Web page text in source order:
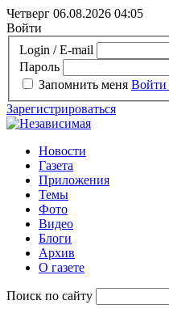
Четверг 06.08.2026 04:05
Войти
Login / E-mail
Пароль
Запомнить меня Войти
Зарегистрироваться
Новости
Газета
Приложения
Темы
Фото
Видео
Блоги
Архив
О газете
Поиск по сайту